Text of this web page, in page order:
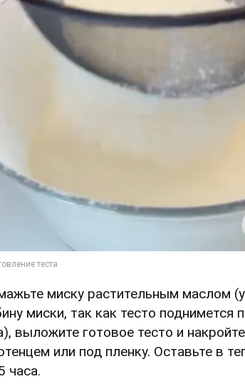
миску растительным маслом
миски, так как тесто поднимется
выложите готовое тесто и
или под пленку. Оставьте в
часа.